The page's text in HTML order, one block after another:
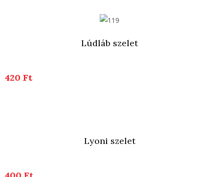
Lúdláb szelet
420 Ft
Lyoni szelet